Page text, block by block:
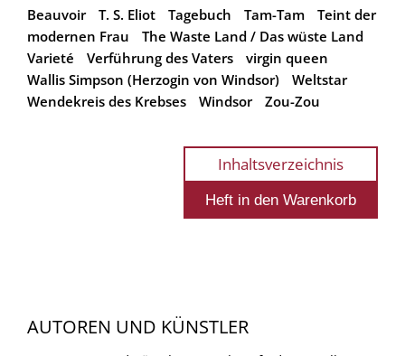
Beauvoir
T. S. Eliot Tagebuch Tam-Tam
Teint der
modernen Frau
The Waste Land / Das wüste Land
Varieté
Verführung des Vaters
virgin queen
Wallis Simpson (Herzogin von Windsor)
Weltstar
Wendekreis des Krebses
Windsor Zou-Zou
Inhaltsverzeichnis
AUTOREN UND KÜNSTLER